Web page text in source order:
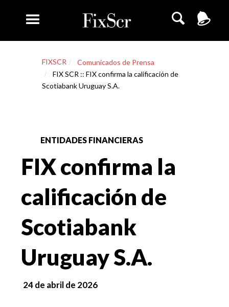
FIXSCR
Comunicados de Prensa
FIX SCR :: FIX confirma la calificación de
Scotiabank Uruguay S.A.
ENTIDADES FINANCIERAS
FIX confirma la
calificación de
Scotiabank
Uruguay S.A.
24 de abril de 2026